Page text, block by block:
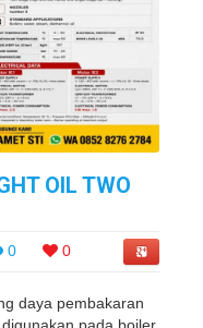
OIL TWO
0 0
daya pembakaran